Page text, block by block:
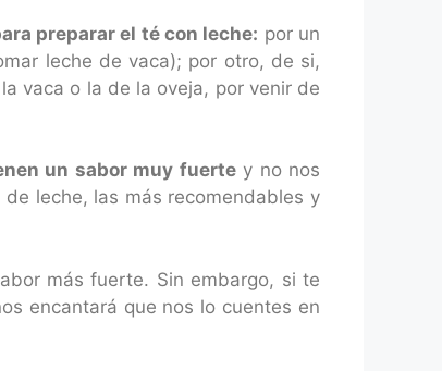
preparar el té con leche: por un
leche de vaca); por otro, de si,
vaca o la de la oveja, por venir de
un sabor muy fuertey no nos
leche, las más recomendables y
más fuerte. Sin embargo, si te
encantará que nos lo cuentes en